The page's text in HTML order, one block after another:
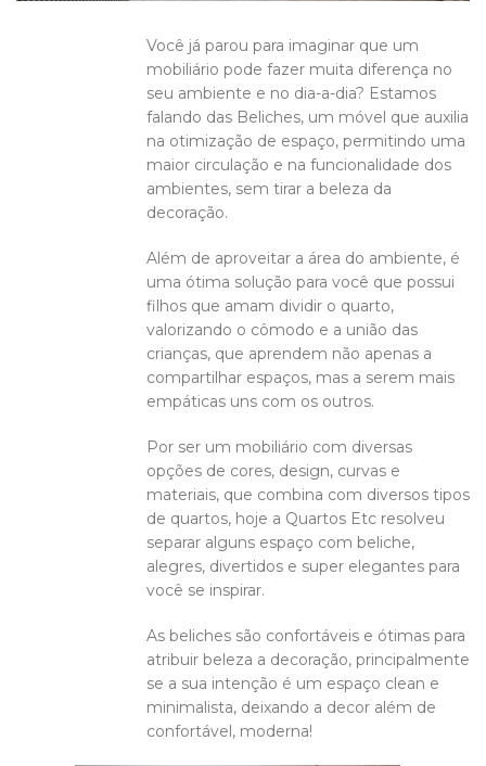
Você já parou para imaginar que um
mobiliário pode fazer muita diferença no
seu ambiente e no dia-a-dia? Estamos
falando das Beliches, um móvel que auxilia
na otimização de espaço, permitindo uma
maior circulação e na funcionalidade dos
ambientes, sem tirar a beleza da
decoração.
Além de aproveitar a área do ambiente, é
uma ótima solução para você que possui
filhos que amam dividir o quarto,
valorizando o cômodo e a união das
crianças, que aprendem não apenas a
compartilhar espaços, mas a serem mais
empáticas uns com os outros.
Por ser um mobiliário com diversas
opções de cores, design, curvas e
materiais, que combina com diversos tipos
de quartos, hoje a Quartos Etc resolveu
separar alguns espaço com beliche,
alegres, divertidos e super elegantes para
você se inspirar.
As beliches são confortáveis e ótimas para
atribuir beleza a decoração, principalmente
se a sua intenção é um espaço clean e
minimalista, deixando a decor além de
confortável, moderna!